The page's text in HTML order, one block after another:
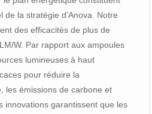
de la stratégie d'Anova. Notre
des efficacités de plus de
W. Par rapport aux ampoules
lumineuses à haut
pour réduire la
les émissions de carbone et
innovations garantissent que les